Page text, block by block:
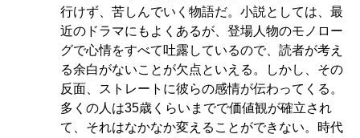
行けず、苦しんでいく物語だ。小説としては、最
近のドラマにもよくあるが、登場人物のモノロー
グで心情をすべて吐露しているので、読者が考え
る余白がないことが欠点といえる。しかし、その
反面、ストレートに彼らの感情が伝わってくる。
多くの人は35歳くらいまでで価値観が確立され
て、それはなかなか変えることができない。時代